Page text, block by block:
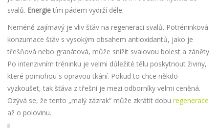
svalů. Energie tím pádem vydrží déle.
Neméně zajímavý je vliv šťáv na regeneraci svalů. Potréninková
konzumace šťáv s vysokým obsahem antioxidantů, jako je
třešňová nebo granátová, může snížit svalovou bolest a záněty.
Po intenzivním tréninku je velmi důležité tělu poskytnout živiny,
které pomohou s opravou tkání. Pokud to chce někdo
vyzkoušet, tak šťáva z třešní je mezi odborníky velmi ceněná.
Ozývá se, že tento „malý zázrak“ může zkrátit dobu regenerace
až o polovinu.